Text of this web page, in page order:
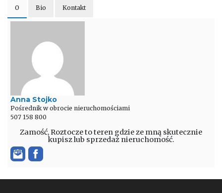
O Bio Kontakt
Anna Stojko
Pośrednik w obrocie nieruchomościami
507 158 800
Zamość, Roztocze to teren gdzie ze mną skutecznie
kupisz lub sprzedaż nieruchomość.